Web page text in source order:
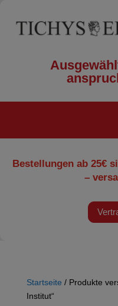
Bestellungen ab 25€
–
Startseite / Produkte
Institut“